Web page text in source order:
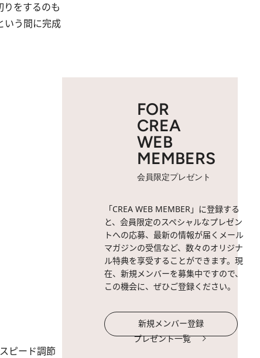
をするのも
いう間に完成
ピード調節
FOR
CREA
WEB
MEMBERS
会員限定プレゼント
「CREA WEB MEMBER」に登録する
と、会員限定のスペシャルなプレゼン
トへの応募、最新の情報が届くメール
マガジンの受信など、数々のオリジナ
ル特典を享受することができます。現
在、新規メンバーを募集中ですので、
この機会に、ぜひご登録ください。
新規メンバー登録
プレゼント一覧